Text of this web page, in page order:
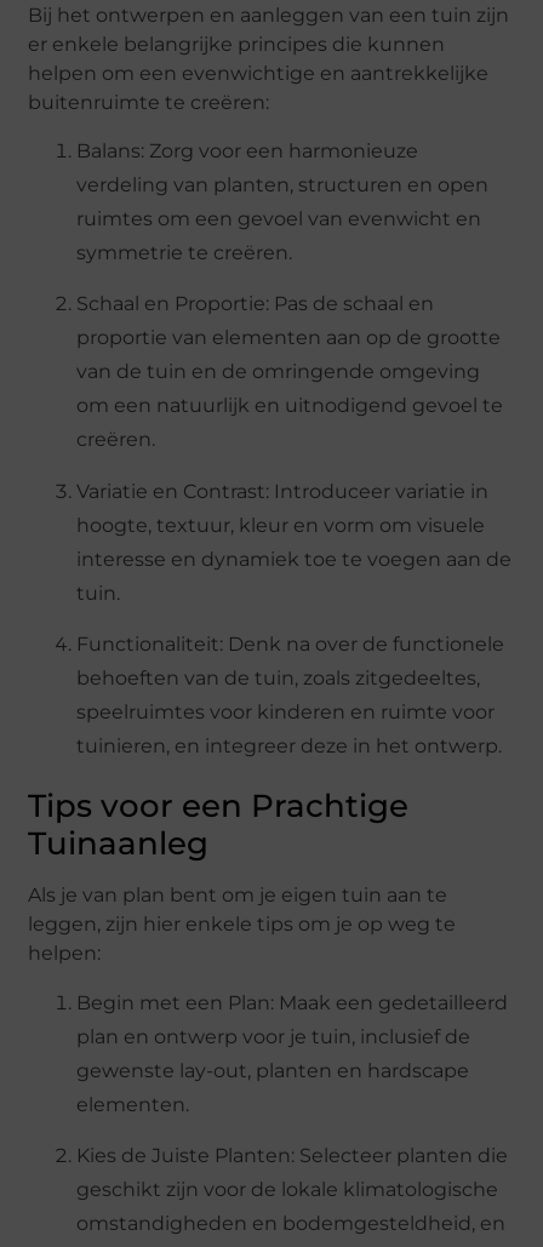
Bij het ontwerpen en aanleggen van een tuin zijn
er enkele belangrijke principes die kunnen
helpen om een evenwichtige en aantrekkelijke
buitenruimte te creëren:
Balans: Zorg voor een harmonieuze
verdeling van planten, structuren en open
ruimtes om een gevoel van evenwicht en
symmetrie te creëren.
Schaal en Proportie: Pas de schaal en
proportie van elementen aan op de grootte
van de tuin en de omringende omgeving
om een natuurlijk en uitnodigend gevoel te
creëren.
Variatie en Contrast: Introduceer variatie in
hoogte, textuur, kleur en vorm om visuele
interesse en dynamiek toe te voegen aan de
tuin.
Functionaliteit: Denk na over de functionele
behoeften van de tuin, zoals zitgedeeltes,
speelruimtes voor kinderen en ruimte voor
tuinieren, en integreer deze in het ontwerp.
Tips voor een Prachtige
Tuinaanleg
Als je van plan bent om je eigen tuin aan te
leggen, zijn hier enkele tips om je op weg te
helpen:
Begin met een Plan: Maak een gedetailleerd
plan en ontwerp voor je tuin, inclusief de
gewenste lay-out, planten en hardscape
elementen.
Kies de Juiste Planten: Selecteer planten die
geschikt zijn voor de lokale klimatologische
omstandigheden en bodemgesteldheid, en